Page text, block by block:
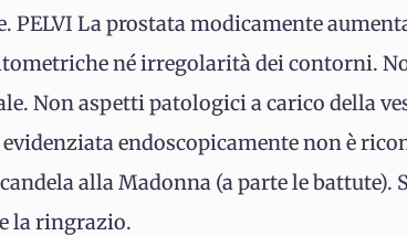
PELVI La prostata modicamente
né irregolarità dei contorni.
Non aspetti patologici a carico della
endoscopicamente non è
alla Madonna (a parte le battute).
la ringrazio.